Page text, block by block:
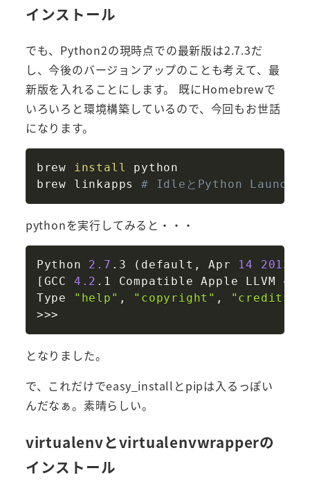
インストール
でも、Python2の現時点での最新版は2.7.3だ
し、今後のバージョンアップのことも考えて、最
新版を入れることにします。 既にHomebrewで
いろいろと環境構築しているので、今回もお世話
になります。
brew install
python
brew linkapps # IdleとPython Launcherの
pythonを実行してみると・・・
Python 2.7 .3 ( default, Apr 14 2013
[ GCC 4.2 .1 Compatible Apple LLVM 4.2
Type
"help" , "copyright" , "credits"
>>>
Copy
となりました。
で、これだけでeasy_installとpipは入るっぽい
んだなぁ。素晴らしい。
virtualenvとvirtualenvwrapperの
インストール